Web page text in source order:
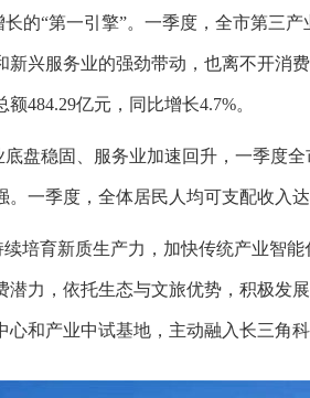
“第一引擎”。一季度，全市第三产
新兴服务业的强劲带动，也离不开消
484.29亿元，同比增长4.7%。
稳固、服务业加速回升，一季度全
。一季度，全体居民人均可支配收入
培育新质生产力，加快传统产业智
潜力，依托生态与文旅优势，积极发
心和产业中试基地，主动融入长三角